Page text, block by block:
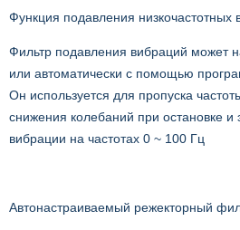
Функция подавления низкочастотных
Фильтр подавления вибраций может
или автоматически с помощью
Он используется для пропуска
снижения колебаний при остановке
вибрации на частотах 0 ~ 100 Гц
Автонастраиваемый режекторный